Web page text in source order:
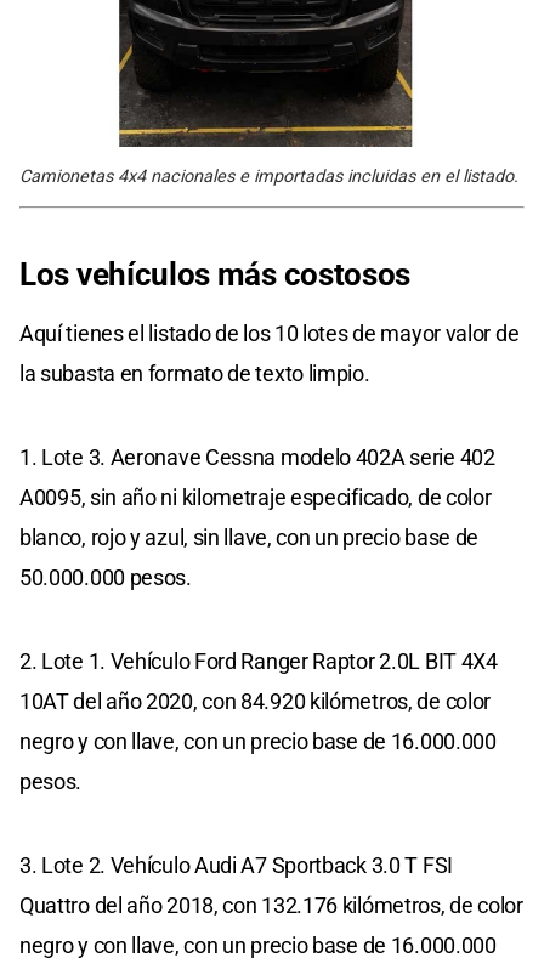
Camionetas 4x4 nacionales e importadas incluidas en el listado.
Los vehículos más costosos
Aquí tienes el listado de los 10 lotes de mayor valor de
la subasta en formato de texto limpio.
1. Lote 3. Aeronave Cessna modelo 402A serie 402
A0095, sin año ni kilometraje especificado, de color
blanco, rojo y azul, sin llave, con un precio base de
50.000.000 pesos.
2. Lote 1. Vehículo Ford Ranger Raptor 2.0L BIT 4X4
10AT del año 2020, con 84.920 kilómetros, de color
negro y con llave, con un precio base de 16.000.000
pesos.
3. Lote 2. Vehículo Audi A7 Sportback 3.0 T FSI
Quattro del año 2018, con 132.176 kilómetros, de color
negro y con llave, con un precio base de 16.000.000